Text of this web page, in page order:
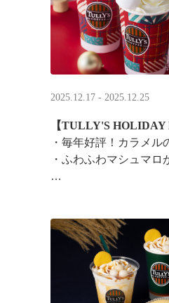
2025.12.17 - 2025.12.25
【TULLY'S HOLIDAY
・毎年好評！カラメル
・ふわふわマシュマロ